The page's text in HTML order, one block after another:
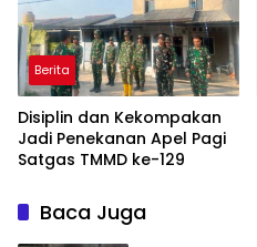
Berita
Disiplin dan Kekompakan
Jadi Penekanan Apel Pagi
Satgas TMMD ke-129
Baca Juga